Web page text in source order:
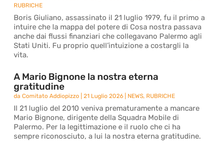
RUBRICHE
Boris Giuliano, assassinato il 21 luglio 1979, fu il primo a
intuire che la mappa del potere di Cosa nostra passava
anche dai flussi finanziari che collegavano Palermo agli
Stati Uniti. Fu proprio quell’intuizione a costargli la
vita.
A Mario Bignone la nostra eterna
gratitudine
daComitato Addiopizzo |21 Luglio 2026 NEWS, RUBRICHE
Il 21 luglio del 2010 veniva prematuramente a mancare
Mario Bignone, dirigente della Squadra Mobile di
Palermo. Per la legittimazione e il ruolo che ci ha
sempre riconosciuto, a lui la nostra eterna gratitudine.